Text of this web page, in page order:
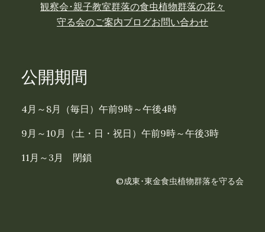
観察会･親子教室群落の食虫植物群落の花々
守る会のご案内ブログお問い合わせ
公開期間
4月～8月（毎日）午前9時～午後4時
9月～10月（土・日・祝日）午前9時～午後3時
11月～3月 閉鎖
©成東･東金食虫植物群落を守る会